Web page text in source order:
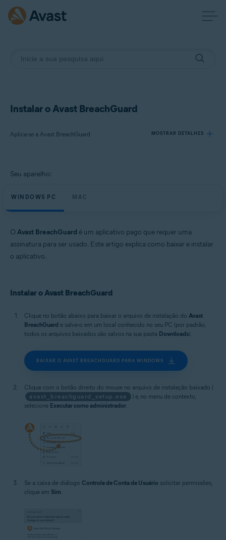
Instalar o Avast BreachGuard
Aplica-se a Avast BreachGuard MOSTRAR DETALHES
Produtos:
MacOS
Seu aparelho:
WINDOWS PC MAC
O Avast BreachGuard é um aplicativo pago que requer uma
assinatura para ser usado. Este artigo explica como baixar e instalar
o aplicativo.
Instalar o Avast BreachGuard
Clique no botão abaixo para baixar o arquivo de instalação do Avast
BreachGuard e salve-o em um local conhecido no seu PC (por padrão,
todos os arquivos baixados são salvos na sua pasta Downloads).
BAIXAR O AVAST BREACHGUARD PARA WINDOWS
Clique com o botão direito do mouse no arquivo de instalação baixado (
avast_breachguard_setup.exe
) e, no menu de contexto,
selecione Executar como administrador.
Se a caixa de diálogo Controle de Conta de Usuário solicitar permissões,
clique em Sim